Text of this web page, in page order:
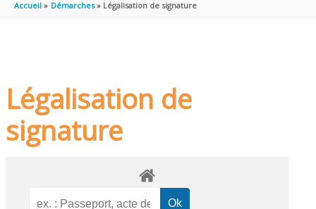
Accueil Démarches Légalisation de signature
Légalisation de
signature